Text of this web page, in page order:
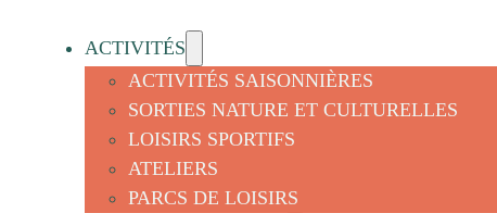
ACTIVITÉS
ACTIVITÉS SAISONNIÈRES
SORTIES NATURE ET CULTURELLES
LOISIRS SPORTIFS
ATELIERS
PARCS DE LOISIRS